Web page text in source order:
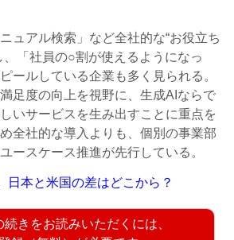
ュアル検索」など全社的な“お役立ち
、「社員の○割が使えるようになっ
ールしている企業も多く見られる。
足度の向上を視野に、生成AIならで
いサービスを生み出すことに重点を
全社的な導入よりも、個別の事業部
ースケース推進が先行している。
日本と米国の差はどこから？
続きをお読みいただくには、